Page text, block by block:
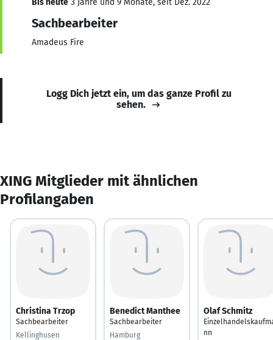
Sachbearbeiter
Amadeus Fire
Logg Dich jetzt ein, um das ganze Profil zu
sehen.
XING Mitglieder mit ähnlichen
Profilangaben
Christina Trzop
Sachbearbeiter
Kellinghusen
Benedict Manthee
Sachbearbeiter
Hamburg
Olaf Schmitz
nn